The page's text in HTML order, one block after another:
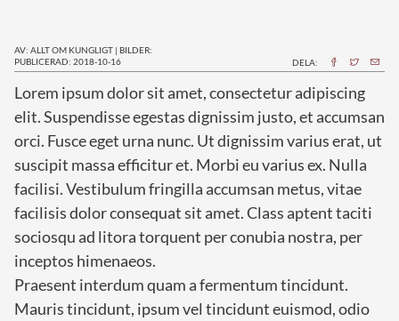
AV: ALLT OM KUNGLIGT | BILDER:
PUBLICERAD: 2018-10-16
DELA:
Lorem ipsum dolor sit amet, consectetur adipiscing
elit. Suspendisse egestas dignissim justo, et accumsan
orci. Fusce eget urna nunc. Ut dignissim varius erat, ut
suscipit massa efficitur et. Morbi eu varius ex. Nulla
facilisi. Vestibulum fringilla accumsan metus, vitae
facilisis dolor consequat sit amet. Class aptent taciti
sociosqu ad litora torquent per conubia nostra, per
inceptos himenaeos.
Praesent interdum quam a fermentum tincidunt.
Mauris tincidunt, ipsum vel tincidunt euismod, odio